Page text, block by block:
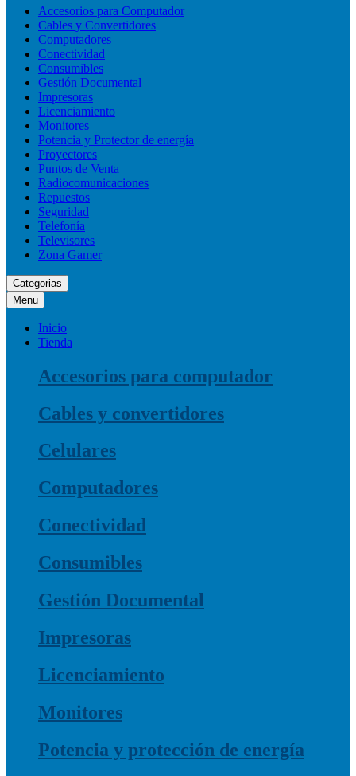
Accesorios para Computador
Cables y Convertidores
Computadores
Conectividad
Consumibles
Gestión Documental
Impresoras
Licenciamiento
Monitores
Potencia y Protector de energía
Proyectores
Puntos de Venta
Radiocomunicaciones
Repuestos
Seguridad
Telefonía
Televisores
Zona Gamer
Categorias
Menu
Inicio
Tienda
Accesorios para computador
Cables y convertidores
Celulares
Computadores
Conectividad
Consumibles
Gestión Documental
Impresoras
Licenciamiento
Monitores
Potencia y protección de energía